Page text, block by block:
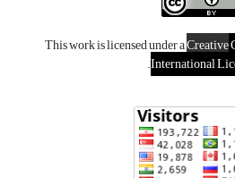
This work is licensed under aCreative
International
.